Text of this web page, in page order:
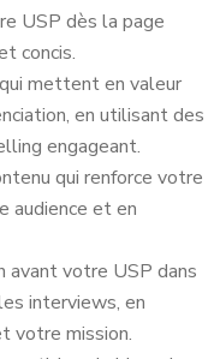
USP dès la page
concis.
mettent en valeur
en utilisant des
engageant.
qui renforce votre
audience et en
avant votre USP dans
interviews, en
votre mission.